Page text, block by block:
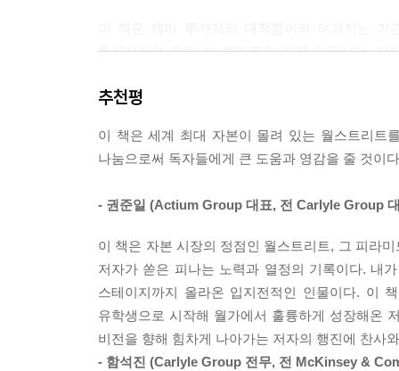
정하에 움직인다. 겜블링은 다르다. 확률과 경우
모하게 움직이는 행위다. 그렇다면 주식 트레이
세계는 확률 게임이 아니기 때문이다. 내가 판단
--- p.162
‘투자를 한다’는 건 흩어진 개별 트레이드 건들이
스로를 계속 자극하고 발전시키는 연속된 시간
안 된다. 내 포지션에 대한 장기적인 수익률을 극
--- p.174
나 같은 외국인도, 집안, 출신, 뭐 하나 내세울 것
투자자들을 위해 쓴 흥미로운 투자 입문서다. 저
갖고 금융 지식의 보편화를 목표로 유튜브 및 저작
17만 구독자의 유튜브 채널 ‘뉴욕주민’과 베스
기본지식과 인사이트를 제공한다면, 이번 책 『
“나는 월스트리트의 전설이라 불리는 성공한
좋은 사람이다. 그리고 전설적인 위치까지 올랐
뒷모습들 또한 지켜봤다. 내게는 뉴스를 장식
월스트리트라는 세계에서 살아남으려고 발버둥
등을 몇몇 업계 전문가들만이 소유하기에는 금융
추천평
이 책은 세계 최대 자본이 몰려 있는 월스트리트
나눔으로써 독자들에게 큰 도움과 영감을 줄 것이
- 권준일 (Actium Group 대표, 전 Carlyle Group
이 책은 자본 시장의 정점인 월스트리트, 그 피라
저자가 쏟은 피나는 노력과 열정의 기록이다. 내
스테이지까지 올라온 입지전적인 인물이다. 이
유학생으로 시작해 월가에서 훌륭하게 성장해온
비전을 향해 힘차게 나아가는 저자의 행진에 찬사
- 함석진 (Carlyle Group 전무, 전 McKinsey &